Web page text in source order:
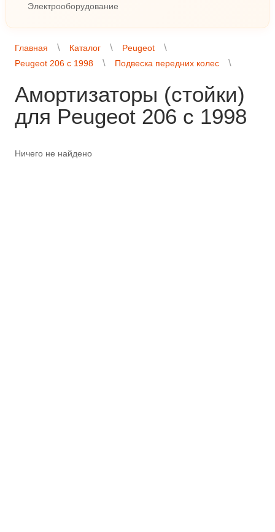
Электрооборудование
Главная Каталог
Peugeot
Peugeot 206 с 1998
Подвеска передних колес
Амортизаторы (стойки)
для Peugeot 206 с 1998
Ничего не найдено